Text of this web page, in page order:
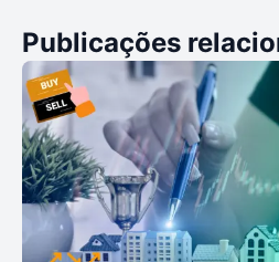
Publicações